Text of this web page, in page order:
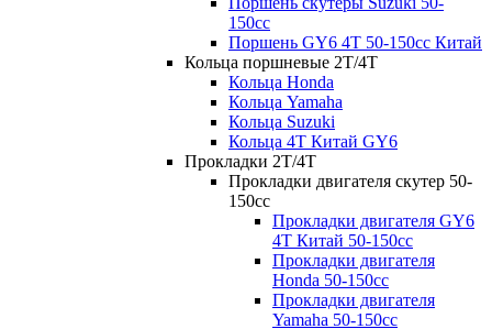
150cc
Поршень GY6 4T 50-150cc Китай
Кольца поршневые 2T/4T
Кольца Honda
Кольца Yamaha
Кольца Suzuki
Кольца 4T Китай GY6
Прокладки 2Т/4Т
Прокладки двигателя скутер 50-
150cc
Прокладки двигателя GY6
4T Китай 50-150сс
Прокладки двигателя
Honda 50-150cc
Прокладки двигателя
Yamaha 50-150cc